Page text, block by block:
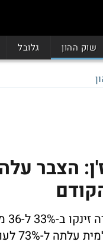
שוק ההון גלובל
70.5% ברבעון המקביל